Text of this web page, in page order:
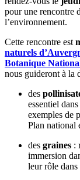
pour une rencontre
l’environnement.
Cette rencontre est
naturels
Botanique
nous guideront à la
des
essentiel
exemples de
Plan national
des graines :
immersion
leur rôle